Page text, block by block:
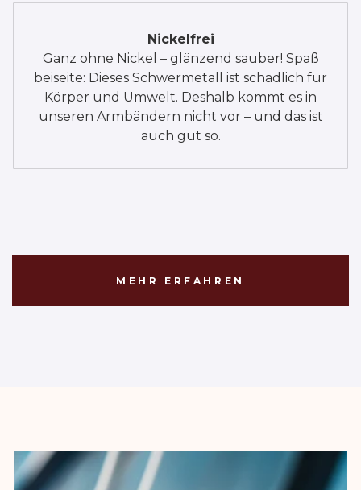
Nickelfrei
Ganz ohne Nickel – glänzend sauber! Spaß
beiseite: Dieses Schwermetall ist schädlich für
Körper und Umwelt. Deshalb kommt es in
unseren Armbändern nicht vor – und das ist
auch gut so.
MEHR ERFAHREN